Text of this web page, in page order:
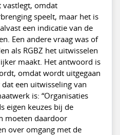
vastlegt, omdat
speelt, maar het is
een indicatie van de
Een andere vraag was of
als RGBZ het uitwisselen
maakt. Het antwoord is
omdat wordt uitgegaan
een uitwisseling van
is: “Organisaties
eigen keuzes bij de
moeten daardoor
over omgang met de